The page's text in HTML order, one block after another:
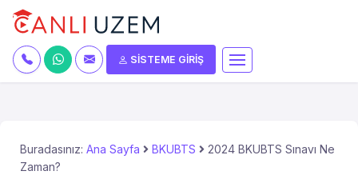
SİSTEME GİRİŞ
Buradasınız: Ana Sayfa BKUBTS
2024 BKUBTS Sınavı Ne
Zaman?